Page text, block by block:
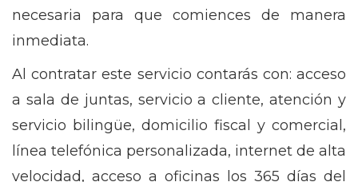
necesaria para que comiences de manera
inmediata.
Al contratar este servicio contarás con: acceso
a sala de juntas, servicio a cliente, atención y
servicio bilingüe, domicilio fiscal y comercial,
línea telefónica personalizada, internet de alta
velocidad, acceso a oficinas los 365 días del